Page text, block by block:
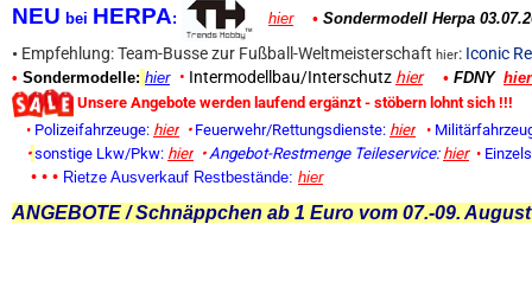
NEU bei HERPA: hier • Sondermodell Herpa
• Empfehlung: Team-Busse zur Fußball-Weltmeisterschaft hier: Iconic
• Sondermodelle: hier • Intermodellbau/Interschutz hier • FDNY hier
Unsere Angebote werden laufend ergänzt - stöbern lohnt sich !!!
• Polizeifahrzeuge: hier • Feuerwehr/Rettungsdienste: hier •
• sonstige Lkw/Pkw: hier • Angebot-Restmenge Teileservice: hier •
• • • Rietze Ausverkauf Restbestände: hier
ANGEBOTE / Schnäppchen ab 1 Euro vom 07.-09.